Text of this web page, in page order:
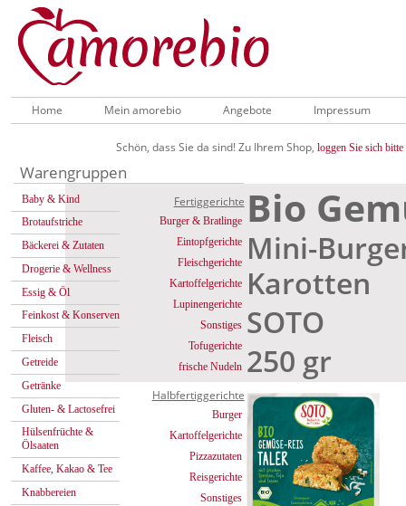
Home Mein amorebio Angebote Impressum
Schön, dass Sie da sind! Zu Ihrem Shop, loggen Sie sich bitte
Warengruppen
Baby & Kind
Brotaufstriche
Bäckerei & Zutaten
Drogerie & Wellness
Essig & Öl
Feinkost & Konserven
Fleisch
Getreide
Getränke
Gluten- & Lactosefrei
Hülsenfrüchte &
Ölsaaten
Kaffee, Kakao & Tee
Knabbereien
Fertiggerichte
Burger & Bratlinge
Eintopfgerichte
Fleischgerichte
Kartoffelgerichte
Lupinengerichte
Sonstiges
Tofugerichte
frische Nudeln
Halbfertiggerichte
Burger
Kartoffelgerichte
Pizzazutaten
Reisgerichte
Sonstiges
Bio
Mini-
Karotten
SOTO
250 gr